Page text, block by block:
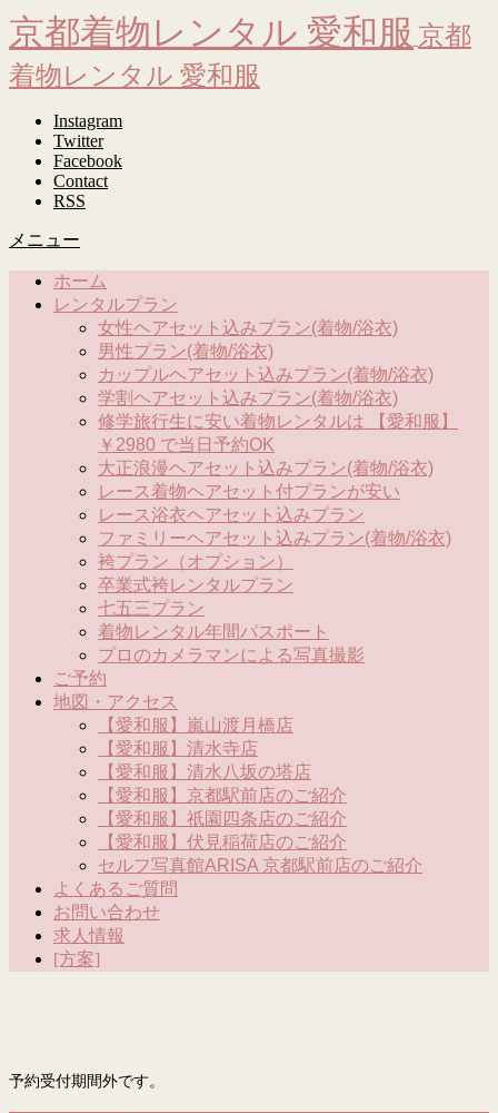
京都着物レンタル 愛和服 京都
着物レンタル 愛和服
Instagram
Twitter
Facebook
Contact
RSS
メニュー
ホーム
レンタルプラン
女性ヘアセット込みプラン(着物/浴衣)
男性プラン(着物/浴衣)
カップルヘアセット込みプラン(着物/浴衣)
学割ヘアセット込みプラン(着物/浴衣)
修学旅行生に安い着物レンタルは 【愛和服】
￥2980 で当日予約OK
大正浪漫ヘアセット込みプラン(着物/浴衣)
レース着物ヘアセット付プランが安い
レース浴衣ヘアセット込みプラン
ファミリーヘアセット込みプラン(着物/浴衣)
袴プラン（オプション）
卒業式袴レンタルプラン
七五三プラン
着物レンタル年間パスポート
プロのカメラマンによる写真撮影
ご予約
地図・アクセス
【愛和服】嵐山渡月橋店
【愛和服】清水寺店
【愛和服】清水八坂の塔店
【愛和服】京都駅前店のご紹介
【愛和服】祇園四条店のご紹介
【愛和服】伏見稲荷店のご紹介
セルフ写真館ARISA 京都駅前店のご紹介
よくあるご質問
お問い合わせ
求人情報
[方案]
予約受付期間外です。